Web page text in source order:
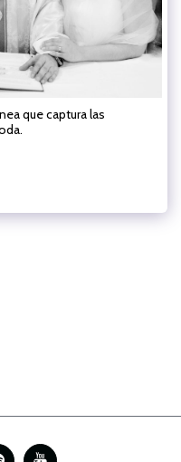
que captura las